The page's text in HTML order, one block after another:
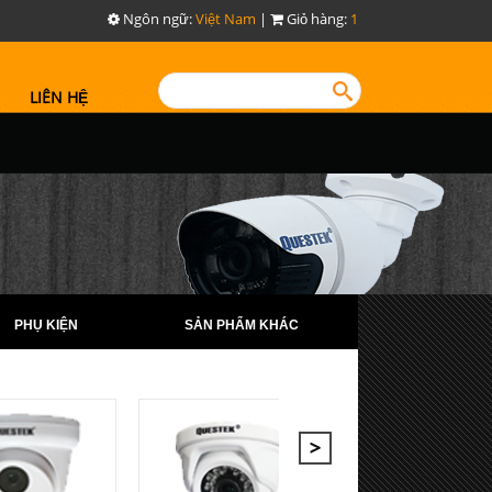
Ngôn ngữ:Việt Nam | Giỏ hàng: 1
LIÊN HỆ
PHỤ KIỆN SẢN PHẨM KHÁC